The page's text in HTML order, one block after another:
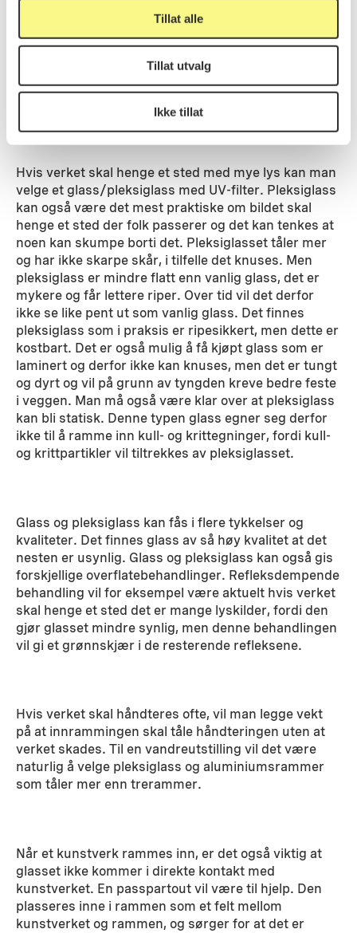
Tillat alle
Tillat utvalg
Ikke tillat
Pleksiglass eller vanlig glass?For innramming av
kunst brukes i dag gjerne glass eller pleksiglass med
anti-UV- belegg. Belegget hindrer det energirike UV-
lyset i å treffe kunstverket og sette i gang kjemiske
reaksjoner som bryter det ned over tid.
Hvis verket skal henge et sted med mye lys kan man
velge et glass/pleksiglass med UV-filter. Pleksiglass
kan også være det mest praktiske om bildet skal
henge et sted der folk passerer og det kan tenkes at
noen kan skumpe borti det. Pleksiglasset tåler mer
og har ikke skarpe skår, i tilfelle det knuses. Men
pleksiglass er mindre flatt enn vanlig glass, det er
mykere og får lettere riper. Over tid vil det derfor
ikke se like pent ut som vanlig glass. Det finnes
pleksiglass som i praksis er ripesikkert, men dette er
kostbart. Det er også mulig å få kjøpt glass som er
laminert og derfor ikke kan knuses, men det er tungt
og dyrt og vil på grunn av tyngden kreve bedre feste
i veggen. Man må også være klar over at pleksiglass
kan bli statisk. Denne typen glass egner seg derfor
ikke til å ramme inn kull- og krittegninger, fordi kull-
og krittpartikler vil tiltrekkes av pleksiglasset.
Glass og pleksiglass kan fås i flere tykkelser og
kvaliteter. Det finnes glass av så høy kvalitet at det
nesten er usynlig. Glass og pleksiglass kan også gis
forskjellige overflatebehandlinger. Refleksdempende
behandling vil for eksempel være aktuelt hvis verket
skal henge et sted det er mange lyskilder, fordi den
gjør glasset mindre synlig, men denne behandlingen
vil gi et grønnskjær i de resterende refleksene.
Hvis verket skal håndteres ofte, vil man legge vekt
på at innrammingen skal tåle håndteringen uten at
verket skades. Til en vandreutstilling vil det være
naturlig å velge pleksiglass og aluminiumsrammer
som tåler mer enn trerammer.
Når et kunstverk rammes inn, er det også viktig at
glasset ikke kommer i direkte kontakt med
kunstverket. En passpartout vil være til hjelp. Den
plasseres inne i rammen som et felt mellom
kunstverket og rammen, og sørger for at det er